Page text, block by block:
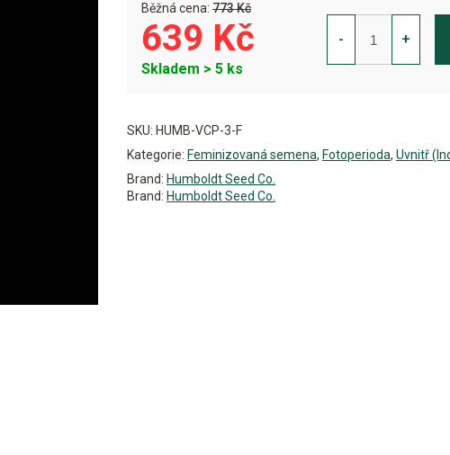
Běžná cena: 773 Kč
639 Kč
Skladem > 5 ks
-
Vanilla
Créme
Pie
Feminizovaná
+
SKU: HUMB-VCP-3-F
Kategorie: Feminizovaná semena, Fotoperioda, Uvnitř
Brand: Humboldt Seed Co.
Brand: Humboldt Seed Co.